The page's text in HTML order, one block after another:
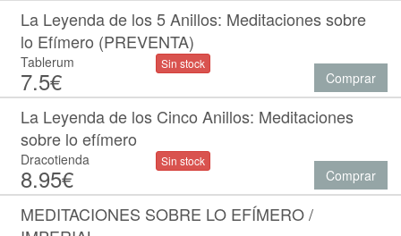
La Leyenda de los 5 Anillos: Meditaciones sobre
lo Efímero (PREVENTA)
Tablerum
7.5€
Sin stock
Comprar
La Leyenda de los Cinco Anillos: Meditaciones
sobre lo efímero
Dracotienda
8.95€
Sin stock
Comprar
MEDITACIONES SOBRE LO EFÍMERO /